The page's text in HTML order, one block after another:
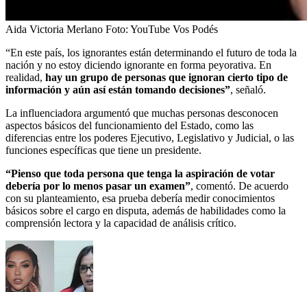
Aida Victoria Merlano Foto: YouTube Vos Podés
“En este país, los ignorantes están determinando el futuro de toda la
nación y no estoy diciendo ignorante en forma peyorativa. En
realidad, hay un grupo de personas que ignoran cierto tipo de
información y aún así están tomando decisiones”, señaló.
La influenciadora argumentó que muchas personas desconocen
aspectos básicos del funcionamiento del Estado, como las
diferencias entre los poderes Ejecutivo, Legislativo y Judicial, o las
funciones específicas que tiene un presidente.
“Pienso que toda persona que tenga la aspiración de votar
debería por lo menos pasar un examen”, comentó. De acuerdo
con su planteamiento, esa prueba debería medir conocimientos
básicos sobre el cargo en disputa, además de habilidades como la
comprensión lectora y la capacidad de análisis crítico.